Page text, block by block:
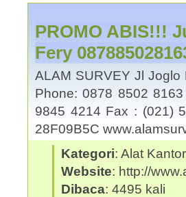
PROMO ABIS!!!
Fery
ALAM SURVEY Jl
Phone: 0878 8502
9845 4214 Fax : (021)
28F09B5C
Kategori: Alat Kantor
Website: http://
Dibaca: 4495 kali